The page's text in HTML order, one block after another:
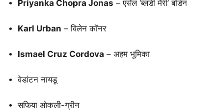
Priyanka Chopra Jonas – एर्सेल ‘ब्लडी मैरी’ बॉडेन
Karl Urban – विलेन कॉनर
Ismael Cruz Cordova – अहम भूमिका
वेडांटन नायडू
सफिया ओकली-ग्रीन